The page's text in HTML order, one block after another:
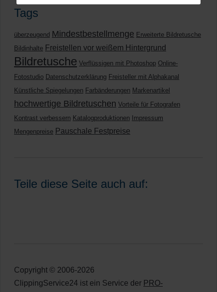
Tags
überzeugend Mindestbestellmenge Erweiterte Bildretusche
Bildinhalte Freistellen vor weißem Hintergrund
Bildretusche Verflüssigen mit Photoshop Online-
Fotostudio Datenschutzerklärung Freisteller mit Alphakanal
Künstliche Spiegelungen Farbänderungen Markenartikel
hochwertige Bildretuschen Vorteile für Fotografen
Kontrast verbessern Katalogproduktionen
Impressum
Mengenpreise Pauschale Festpreise
Teile diese Seite auch auf:
Copyright © 2006-2026
ClippingService24 ist ein Service der PRO-